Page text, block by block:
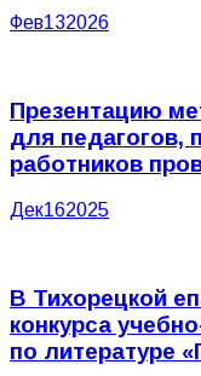
Фев132026
Презентацию
для педагогов,
работников
Дек162025
В Тихорецкой
конкурса
по литературе